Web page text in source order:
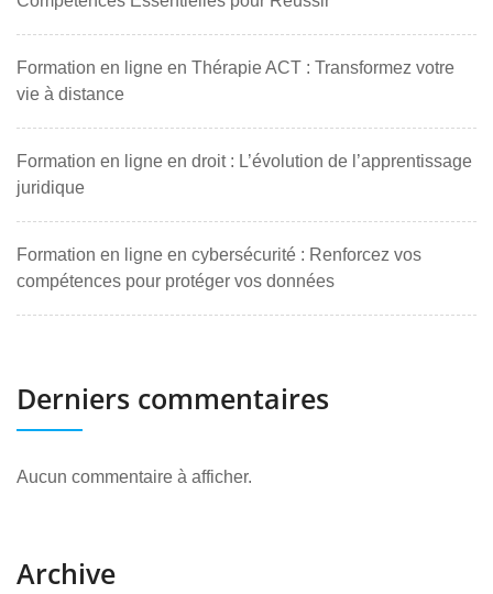
Formation en ligne en Thérapie ACT : Transformez votre
vie à distance
Formation en ligne en droit : L’évolution de l’apprentissage
juridique
Formation en ligne en cybersécurité : Renforcez vos
compétences pour protéger vos données
Derniers commentaires
Aucun commentaire à afficher.
Archive